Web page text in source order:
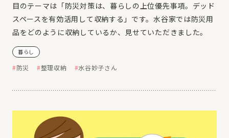
目のテーマは「防災対策は、暮らしの上位優先事項。デッド
スペースを有効活用して収納する」です。水谷家では防災用
品をどのように収納しているか、見せていただきました。
暮らし
防災 整理収納 水谷妙子さん